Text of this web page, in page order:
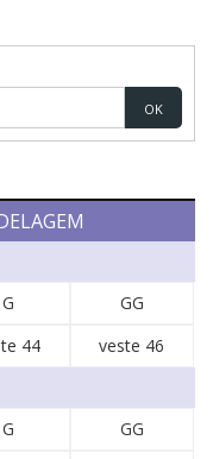
OK
G
GG
44 veste 46
G
GG